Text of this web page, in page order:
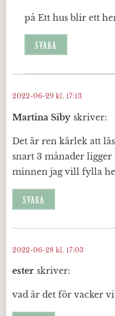
på Ett hus blir ett
SVARA
Martina Siby skriver:
2022-06-29 kl. 17:13
Det är ren kärlek att
snart 3 månader
minnen jag vill fylla
SVARA
ester skriver:
2022-06-28 kl. 17:03
vad är det för vacker